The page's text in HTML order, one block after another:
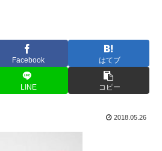
Facebook はてブ
LINE コピー
2018.05.26